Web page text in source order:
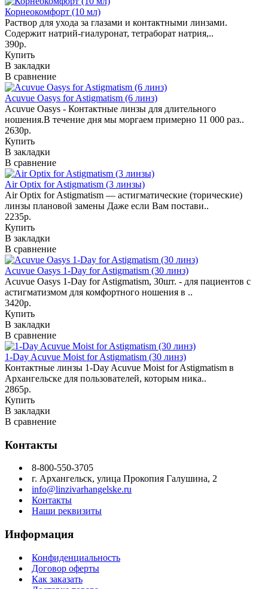
Корнеокомфорт (10 мл)
Раствор для ухода за глазами и контактными линзами.
Содержит натрий-гиалуронат, тетраборат натрия,..
390р.
Купить
В закладки
В сравнение
Acuvue Oasys for Astigmatism (6 линз)
Acuvue Oasys - Контактные линзы для длительного
ношения.В течение дня мы моргаем примерно 11 000 раз..
2630р.
Купить
В закладки
В сравнение
Air Optix for Astigmatism (3 линзы)
Air Optix for Astigmatism — астигматические (торические)
линзы плановой замены Даже если Вам постави..
2235р.
Купить
В закладки
В сравнение
Acuvue Oasys 1-Day for Astigmatism (30 линз)
Acuvue Oasys 1-Day for Astigmatism, 30шт. - для пациентов с
астигматизмом для комфортного ношения в ..
3420р.
Купить
В закладки
В сравнение
1-Day Acuvue Moist for Astigmatism (30 линз)
Контактные линзы 1-Day Acuvue Moist for Astigmatism в
Архангельске для пользователей, которым ника..
2865р.
Купить
В закладки
В сравнение
Контакты
8-800-550-3705
г. Архангельск, улица Прокопия Галушина, 2
info@linzivarhangelske.ru
Контакты
Наши реквизиты
Информация
Конфиденциальность
Договор оферты
Как заказать